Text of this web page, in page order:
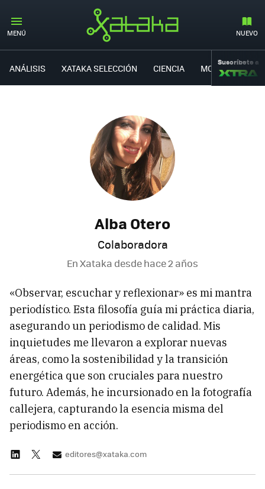
MENÚ NUEVO
ANÁLISIS XATAKA SELECCIÓN CIENCIA MOVILIDAD
Suscríbete a
Alba Otero
Colaboradora
En Xataka desdehace 2 años
«Observar, escuchar y reflexionar» es mi mantra
periodístico. Esta filosofía guía mi práctica diaria,
asegurando un periodismo de calidad. Mis
inquietudes me llevaron a explorar nuevas
áreas, como la sostenibilidad y la transición
energética que son cruciales para nuestro
futuro. Además, he incursionado en la fotografía
callejera, capturando la esencia misma del
periodismo en acción.
editores@xataka.com